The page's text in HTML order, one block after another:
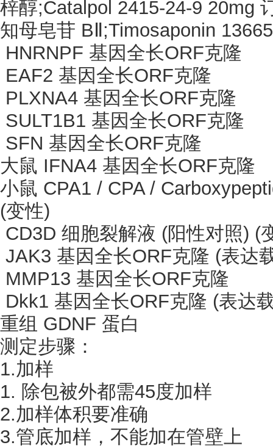
梓醇;Catalpol 2415-24-9 20mg
知母皂苷 BⅡ;Timosaponin
HNRNPF 基因全长ORF克隆
EAF2 基因全长ORF克隆
PLXNA4 基因全长ORF克隆
SULT1B1 基因全长ORF克隆
SFN 基因全长ORF克隆
大鼠 IFNA4 基因全长ORF克隆
小鼠 CPA1 / CPA /
(变性)
CD3D 细胞裂解液 (阳性对照) (
JAK3 基因全长ORF克隆 (表达
MMP13 基因全长ORF克隆
Dkk1 基因全长ORF克隆 (表达
重组 GDNF 蛋白
测定步骤：
1.加样
1. 除包被外都需45度加样
2.加样体积要准确
3.管底加样，不能加在管壁上